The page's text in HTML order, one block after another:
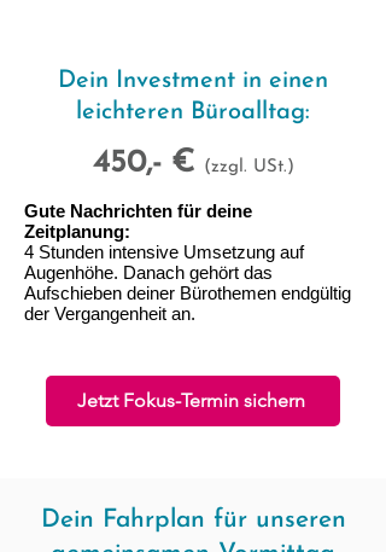
Dein Investment in einen
leichteren Büroalltag:
450,- € (zzgl. USt.)
Gute Nachrichten für deine
Zeitplanung:
4 Stunden intensive Umsetzung auf
Augenhöhe. Danach gehört das
Aufschieben deiner Bürothemen endgültig
der Vergangenheit an.
Jetzt Fokus-Termin sichern
Dein Fahrplan für unseren